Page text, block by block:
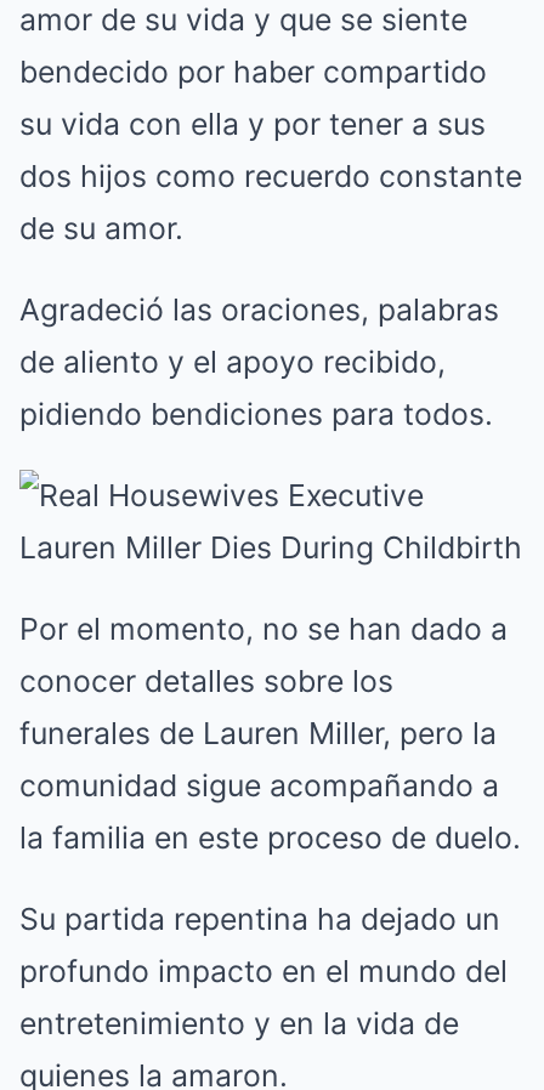
amor de su vida y que se siente
bendecido por haber compartido
su vida con ella y por tener a sus
dos hijos como recuerdo constante
de su amor.
Agradeció las oraciones, palabras
de aliento y el apoyo recibido,
pidiendo bendiciones para todos.
Por el momento, no se han dado a
conocer detalles sobre los
funerales de Lauren Miller, pero la
comunidad sigue acompañando a
la familia en este proceso de duelo.
Su partida repentina ha dejado un
profundo impacto en el mundo del
entretenimiento y en la vida de
quienes la amaron.